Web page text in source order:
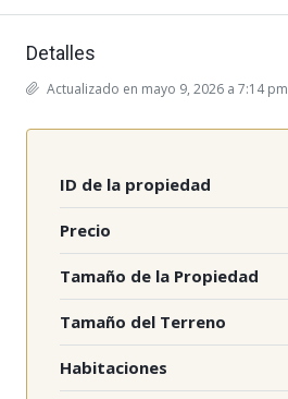
Detalles
Actualizado en mayo 9, 2026 a 7:14 pm
ID de la propiedad
Precio
Tamaño de la Propiedad
Tamaño del Terreno
Habitaciones